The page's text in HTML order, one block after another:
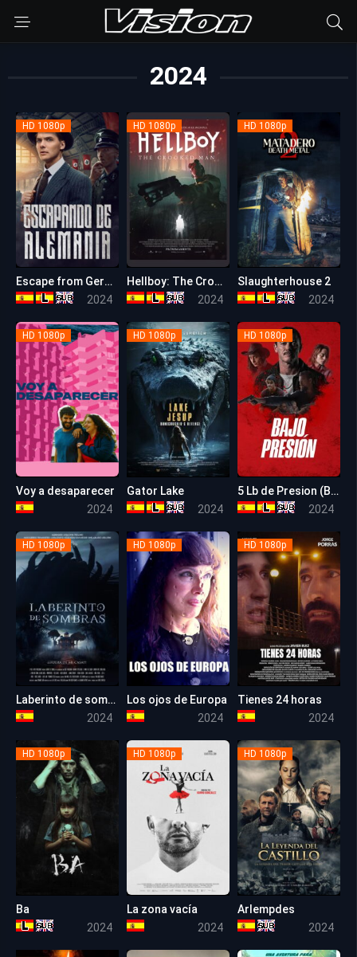
2024
HD 1080p
Escape from Germany (Escapando de Alemania)
2024
HD 1080p
Hellboy: The Crooked Man
2024
HD 1080p
Slaughterhouse 2
2024
HD 1080p
Voy a desaparecer
2024
HD 1080p
Gator Lake
2024
5.2
HD 1080p
5 Lb de Presion (Bajo Presión)
2024
HD 1080p
Laberinto de sombras
2024
5.2
HD 1080p
Los ojos de Europa
2024
HD 1080p
Tienes 24 horas
2024
HD 1080p
Ba
2024
HD 1080p
La zona vacía
2024
HD 1080p
Arlempdes
2024